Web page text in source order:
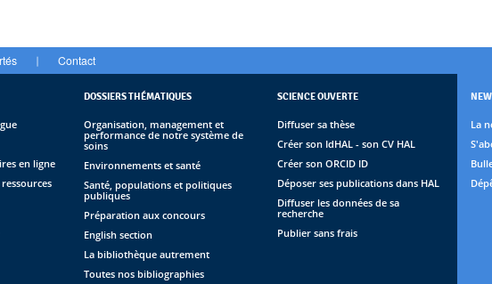
| Contact
en ligne
DOSSIERS THÉMATIQUES
Organisation, management et
performance de notre système de
soins
Environnements et santé
Santé, populations et politiques
publiques
Préparation aux concours
English section
La bibliothèque autrement
Toutes nos bibliographies
SCIENCE OUVERTE
Diffuser sa thèse
Créer son IdHAL - son CV HAL
Créer son ORCID ID
Déposer ses publications dans HAL
Diffuser les données de sa
recherche
Publier sans frais
La